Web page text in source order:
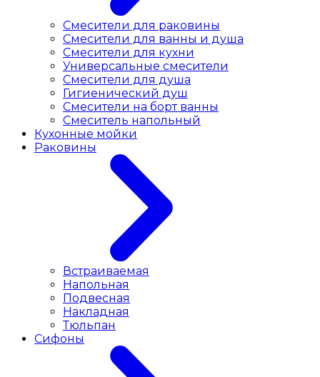
Смесители для раковины
Cмесители для ванны и душа
Смесители для кухни
Универсальные смесители
Смесители для душа
Гигиенический душ
Смесители на борт ванны
Смеситель напольный
Кухонные мойки
Раковины
Встраиваемая
Напольная
Подвесная
Накладная
Тюльпан
Сифоны